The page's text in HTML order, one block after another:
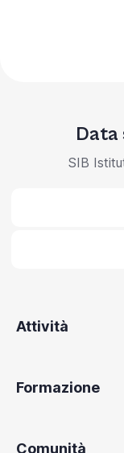
Data
SIB
Attività
Formazione
Comunità